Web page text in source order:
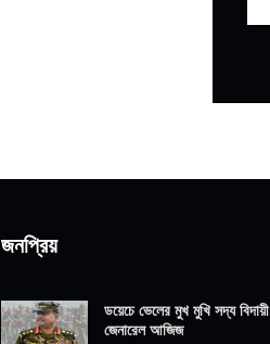
জনপ্রিয়
ডয়েচে ভেলের মুখ মুখি সদ্য বিদায়ী
জেনারেল আজিজ